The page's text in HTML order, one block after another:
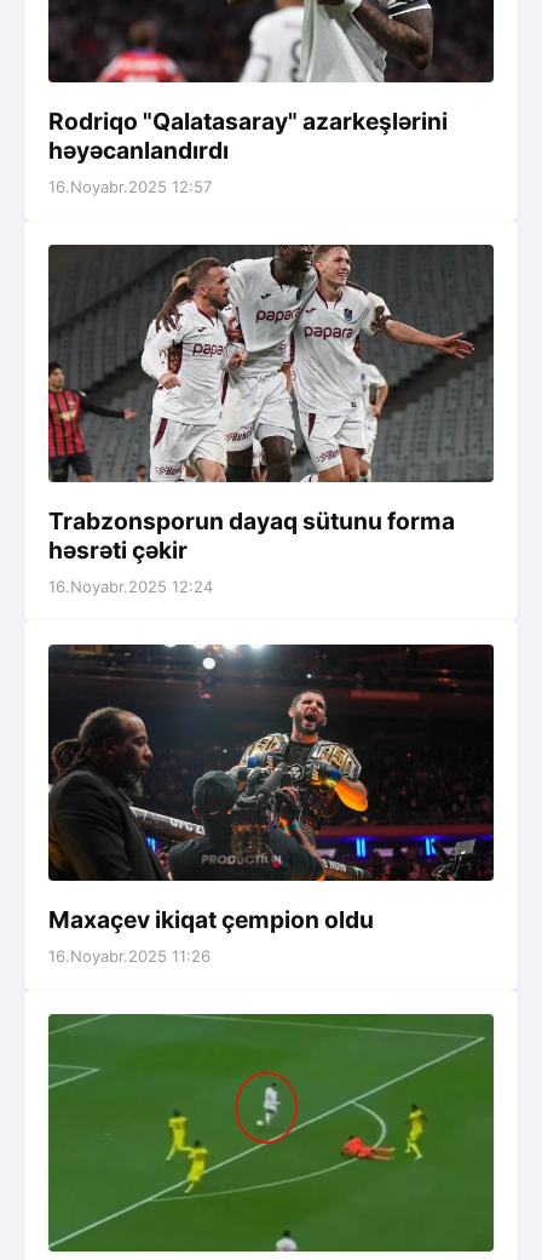
Rodriqo "Qalatasaray" azarkeşlərini
həyəcanlandırdı
16.Noyabr.2025 12:57
Trabzonsporun dayaq sütunu forma
həsrəti çəkir
16.Noyabr.2025 12:24
Maxaçev ikiqat çempion oldu
16.Noyabr.2025 11:26